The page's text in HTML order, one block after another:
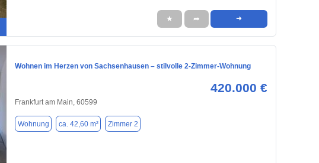
★ ➦ ➜
Wohnen im Herzen von Sachsenhausen – stilvolle 2-Zimmer-Wohnung
420.000 €
Frankfurt am Main, 60599
Wohnung ca. 42,60 m² Zimmer 2